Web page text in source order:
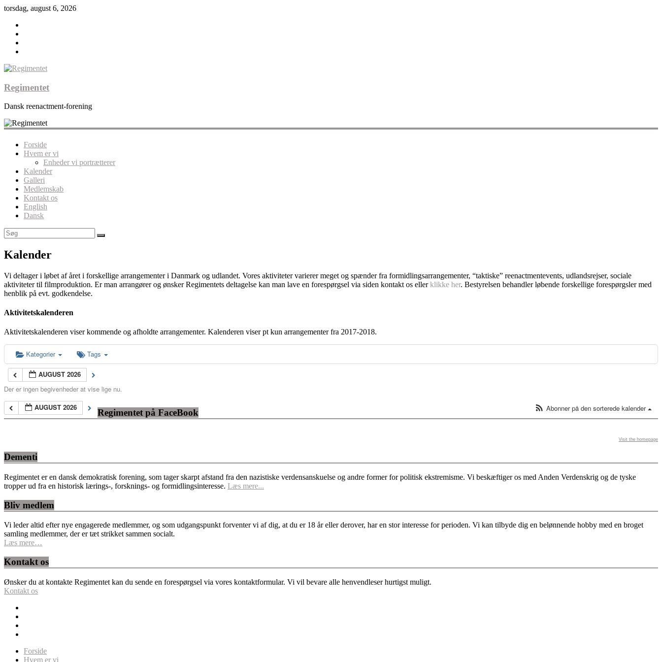
torsdag, august 6, 2026
Regimentet
Dansk reenactment-forening
Forside
Hvem er vi
Enheder vi portrætterer
Kalender
Galleri
Medlemskab
Kontakt os
English
Dansk
Kalender
Vi deltager i løbet af året i forskellige arrangementer i Danmark og udlandet. Vores aktiviteter varierer meget og spænder fra formidlingsarrangementer, “taktiske” reenactmentevents, udlandsrejser, sociale
aktiviteter til filmproduktion. Er man arrangører og ønsker Regimentets deltagelse kan man lave en forespørgsel via siden kontakt os ellerklikke her. Bestyrelsen behandler løbende forskellige forespørgsler med
henblik på evt. godkendelse.
Aktivitetskalenderen
Aktivitetskalenderen viser kommende og afholdte arrangementer. Kalenderen viser pt kun arrangementer fra 2017-2018.
Kategorier Tags
AUGUST 2026
Der er ingen begivenheder at vise lige nu.
AUGUST 2026
Abonner på den sorterede kalender
Regimentet på FaceBook
Visit the homepage
Dementi
Regimentet er en dansk demokratisk forening, som tager skarpt afstand fra den nazistiske verdensanskuelse og andre former for politisk ekstremisme. Vi beskæftiger os med Anden Verdenskrig og de tyske
tropper ud fra en historisk lærings-, forsknings- og formidlingsinteresse. Læs mere...
Bliv medlem
Vi leder altid efter nye engagerede medlemmer, og som udgangspunkt forventer vi af dig, at du er 18 år eller derover, har en stor interesse for perioden. Vi kan tilbyde dig en belønnende hobby med en broget
samling medlemmer, der er tæt strikket sammen socialt.
Læs mere…
Kontakt os
Ønsker du at kontakte Regimentet kan du sende en forespørgsel via vores kontaktformular. Vi vil bevare alle henvendleser hurtigst muligt.
Kontakt os
Forside
Hvem er vi